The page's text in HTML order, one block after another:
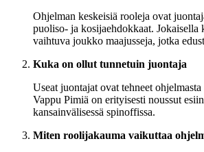
Ohjelman keskeisiä rooleja ovat
puoliso- ja kosijaehdokkaat. Jokaisella
vaihtuva joukko maajusseja, jotka
Kuka on ollut tunnetuin juontaja
Useat juontajat ovat tehneet
Vappu Pimiä on erityisesti noussut
kansainvälisessä spinoffissa.
Miten roolijakauma vaikuttaa